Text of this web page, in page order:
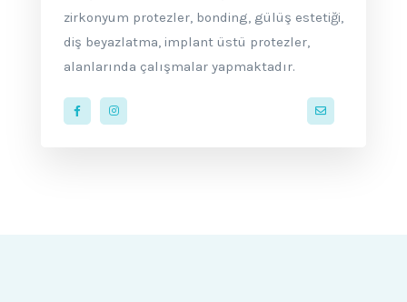
zirkonyum protezler, bonding, gülüş estetiği,
diş beyazlatma, implant üstü protezler,
alanlarında çalışmalar yapmaktadır.